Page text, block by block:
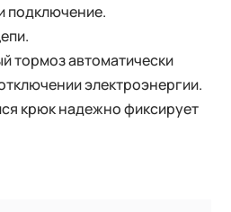
подключение.
тормоз автоматически
электроэнергии.
крюк надежно фиксирует